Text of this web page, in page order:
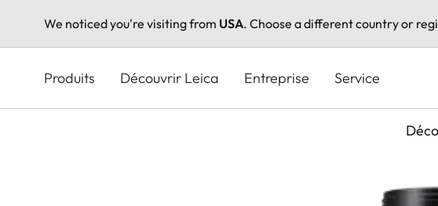
We noticed you're visiting from USA. Choose a different country or
principal
Produits Découvrir Leica Entreprise Service